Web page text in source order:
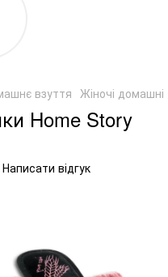
взуття Жіночі
Home Story
Написати відгук